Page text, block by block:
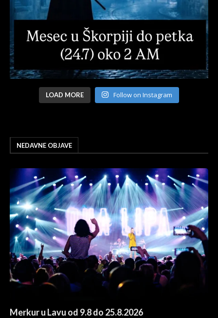
LOAD MORE Follow on Instagram
NEDAVNE OBJAVE
Merkur u Lavu od 9.8 do 25.8.2026